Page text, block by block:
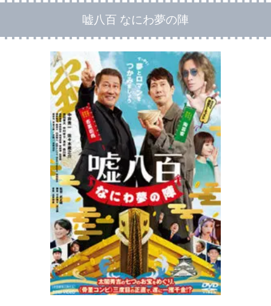
嘘八百 なにわ夢の陣